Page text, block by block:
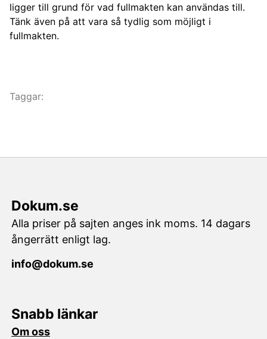
ligger till grund för vad fullmakten kan användas till.
Tänk även på att vara så tydlig som möjligt i
fullmakten.
Taggar:
Dokum.se
Alla priser på sajten anges ink moms. 14 dagars
ångerrätt enligt lag.
info@dokum.se
Snabb länkar
Om oss